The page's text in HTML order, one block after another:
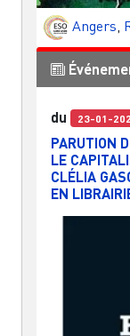
Angers,
du 23-01-
PARUTION
LE
CLÉLIA
EN